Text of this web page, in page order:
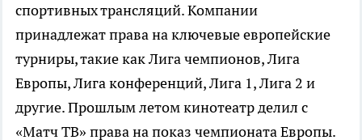
спортивных трансляций. Компании
принадлежат права на ключевые европейские
турниры, такие как Лига чемпионов, Лига
Европы, Лига конференций, Лига 1, Лига 2 и
другие. Прошлым летом кинотеатр делил с
«Матч ТВ» права на показ чемпионата Европы.